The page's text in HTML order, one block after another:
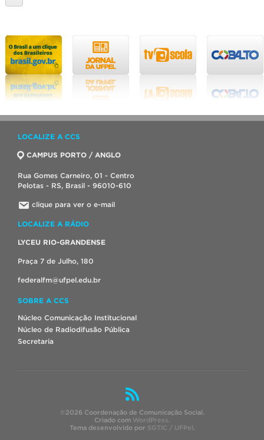
LOCALIZE A CCS
CAMPUS PORTO / ANGLO
Rua Gomes Carneiro, 01 - Centro
Pelotas - RS, Brasil - 96010-610
clique para ver o e-mail
LOCALIZE A RÁDIO
LYCEU RIO-GRANDENSE
Praça 7 de Julho, 180
federalfm@ufpel.edu.br
SOBRE A CCS
Núcleo Comunicação Institucional
Núcleo de Radiodifusão Pública
Secretaria
©2026 Coordenação de Comunicação Social.
Criado com WordPress.
Tema desenvolvido por SGTIC / UFPel.